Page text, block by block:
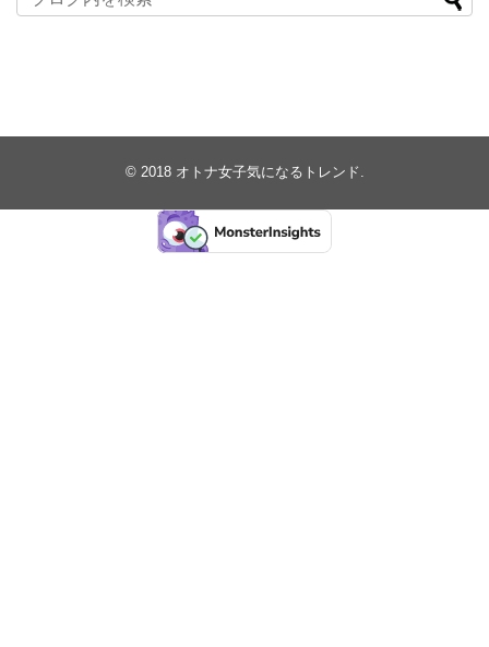
© 2018 オトナ女子気になるトレンド.